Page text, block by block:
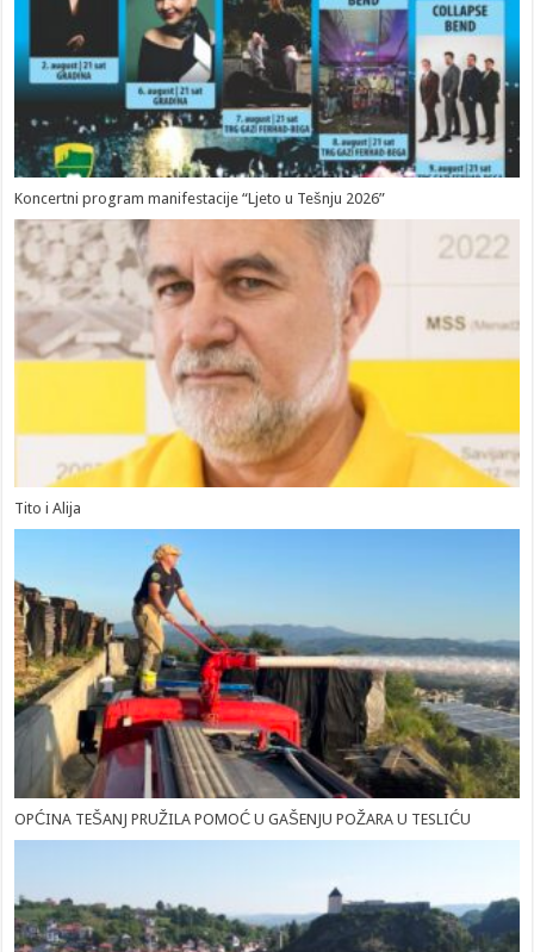
Koncertni program manifestacije “Ljeto u Tešnju 2026”
Tito i Alija
OPĆINA TEŠANJ PRUŽILA POMOĆ U GAŠENJU POŽARA U TESLIĆU